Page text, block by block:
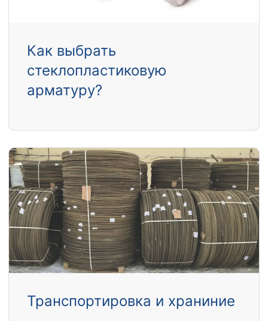
Как выбрать
стеклопластиковую
арматуру?
Транспортировка и храниние